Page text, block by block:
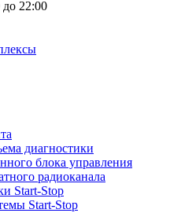
22:00
диагностики
блока управления
радиоканала
Start-Stop
Start-Stop